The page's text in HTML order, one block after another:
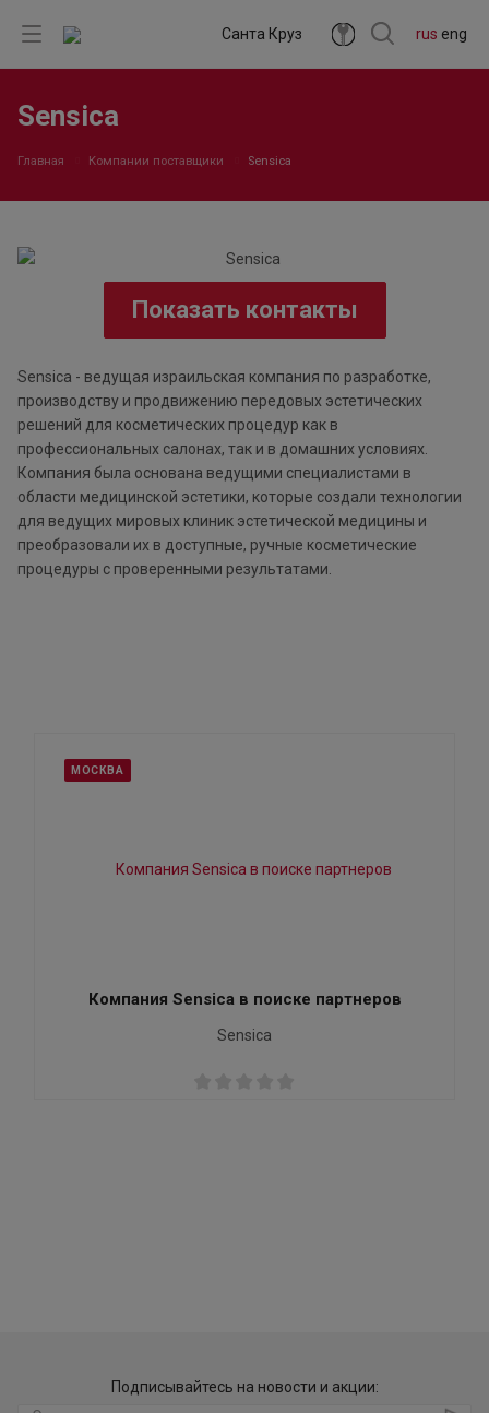
rus eng
Санта Круз
Sensica
Главная Компании поставщики Sensica
Показать контакты
Sensica - ведущая израильская компания по разработке,
производству и продвижению передовых эстетических
решений для косметических процедур как в
профессиональных салонах, так и в домашних условиях.
Компания была основана ведущими специалистами в
области медицинской эстетики, которые создали технологии
для ведущих мировых клиник эстетической медицины и
преобразовали их в доступные, ручные косметические
процедуры с проверенными результатами.
МОСКВА
Компания Sensica в поиске партнеров
Sensica
Подписывайтесь на новости и акции: